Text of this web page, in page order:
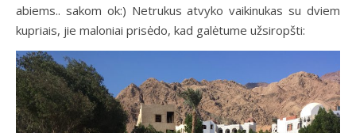
abiems.. sakom ok:) Netrukus atvyko vaikinukas su dviem
kupriais, jie maloniai prisėdo, kad galėtume užsiropšti: